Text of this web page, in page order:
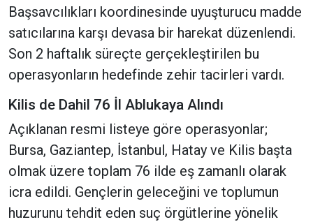
Başsavcılıkları koordinesinde uyuşturucu madde
satıcılarına karşı devasa bir harekat düzenlendi.
Son 2 haftalık süreçte gerçekleştirilen bu
operasyonların hedefinde zehir tacirleri vardı.
Kilis de Dahil 76 İl Ablukaya Alındı
Açıklanan resmi listeye göre operasyonlar;
Bursa, Gaziantep, İstanbul, Hatay ve Kilis başta
olmak üzere toplam 76 ilde eş zamanlı olarak
icra edildi. Gençlerin geleceğini ve toplumun
huzurunu tehdit eden suç örgütlerine yönelik